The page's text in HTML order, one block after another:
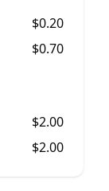
$0.20
$0.70
$2.00
$2.00